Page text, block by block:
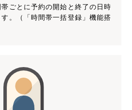
ごとに予約の開始と終了の日時
。（「時間帯一括登録」機能搭